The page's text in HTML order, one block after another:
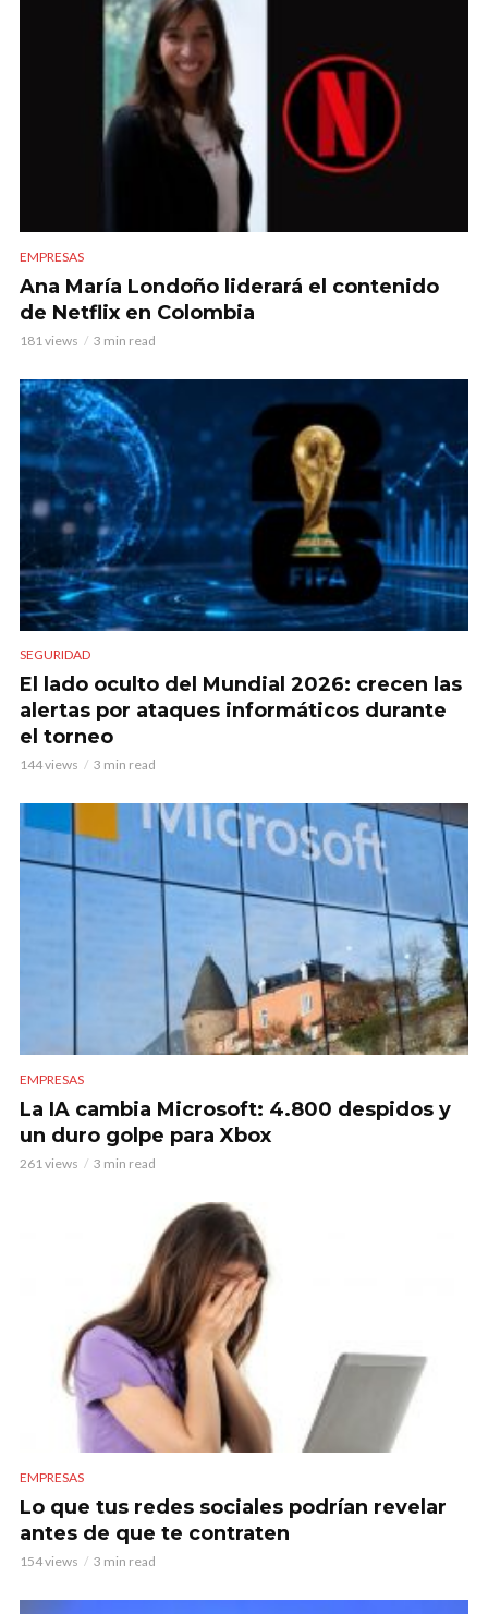
EMPRESAS
Ana María Londoño liderará el contenido
de Netflix en Colombia
181 views 3 min read
SEGURIDAD
El lado oculto del Mundial 2026: crecen las
alertas por ataques informáticos durante
el torneo
144 views 3 min read
EMPRESAS
La IA cambia Microsoft: 4.800 despidos y
un duro golpe para Xbox
261 views 3 min read
EMPRESAS
Lo que tus redes sociales podrían revelar
antes de que te contraten
154 views 3 min read